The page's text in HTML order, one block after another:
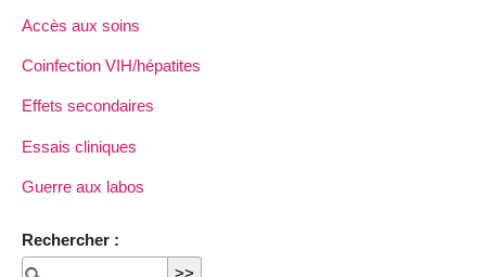
Accès aux soins
Coinfection VIH/hépatites
Effets secondaires
Essais cliniques
Guerre aux labos
Rechercher :